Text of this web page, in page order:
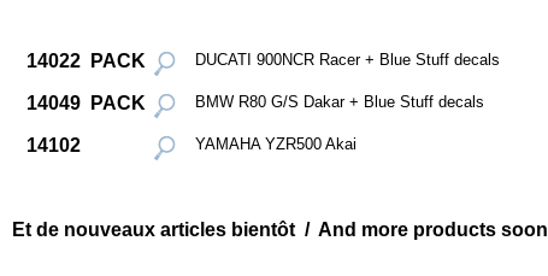
Et de nouveaux articles bientôt / And more products soon
DUCATI 900NCR Racer + Blue Stuff decals
14022 PACK
BMW R80 G/S Dakar + Blue Stuff decals
14049 PACK
YAMAHA YZR500 Akai
14102